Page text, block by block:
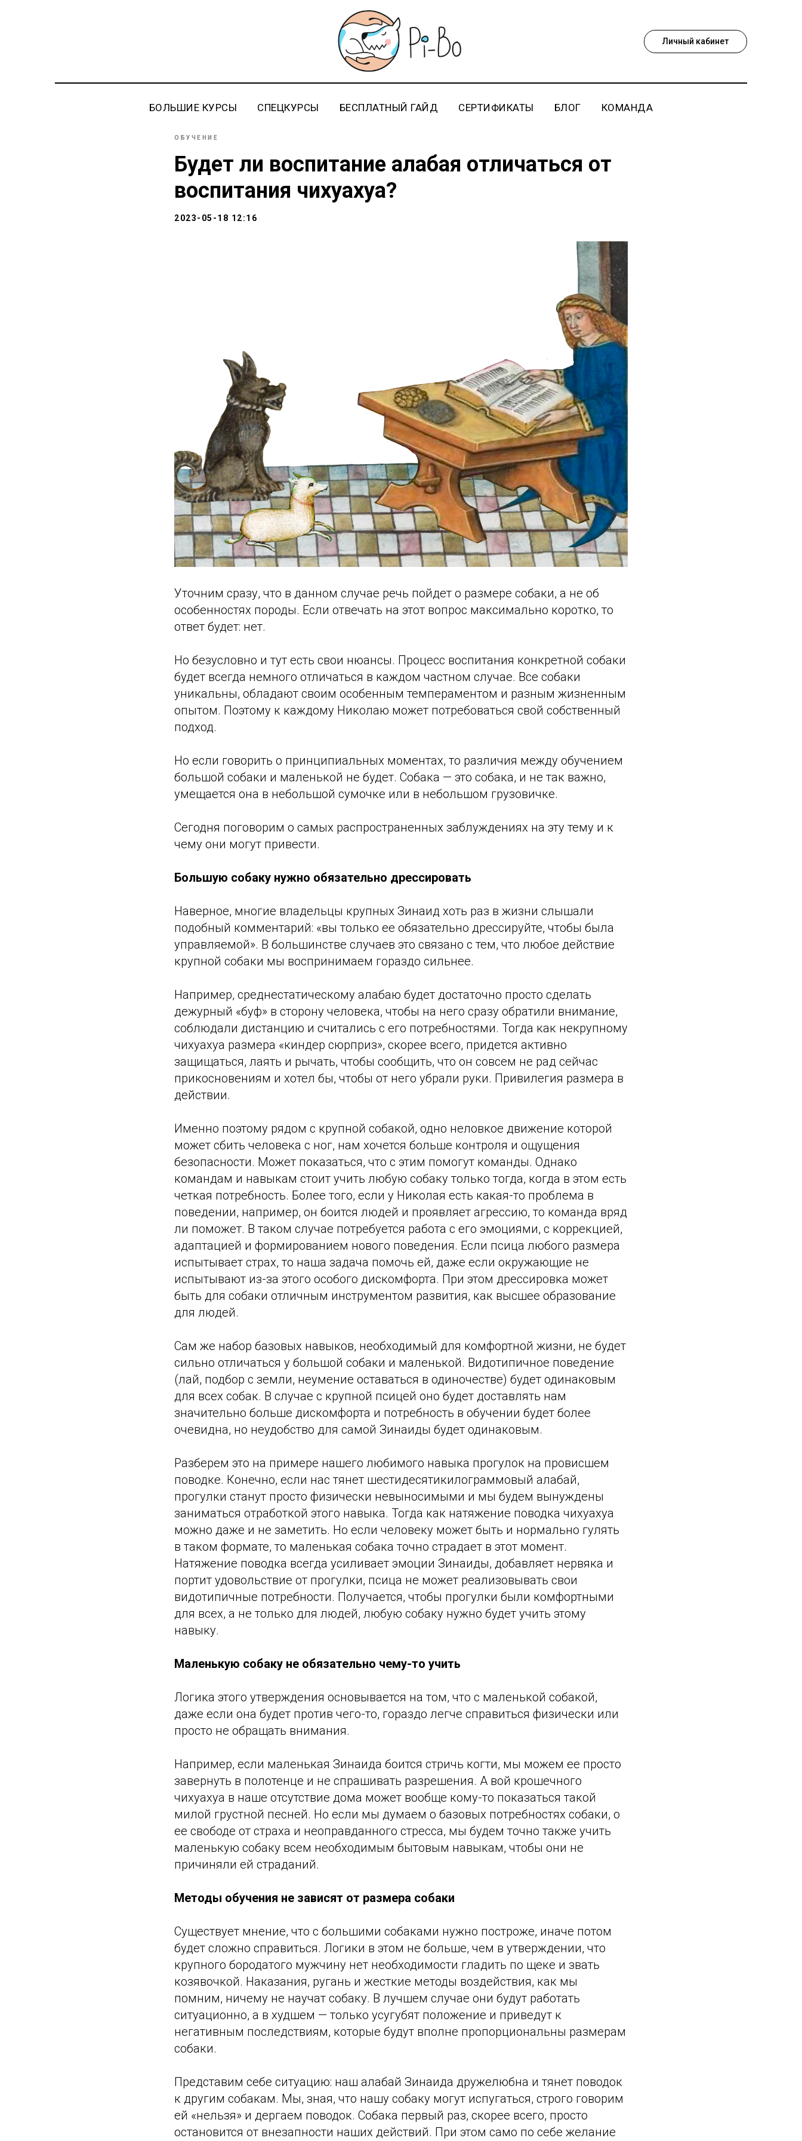
Личный кабинет
БОЛЬШИЕ КУРСЫ СПЕЦКУРСЫ БЕСПЛАТНЫЙ ГАЙД СЕРТИФИКАТЫ БЛОГ КОМАНДА
ОБУЧЕНИЕ
Будет ли воспитание алабая отличаться от
воспитания чихуахуа?
2023-05-18 12:16
Уточним сразу, что в данном случае речь пойдет о размере собаки, а не об
особенностях породы. Если отвечать на этот вопрос максимально коротко, то
ответ будет: нет.
Но безусловно и тут есть свои нюансы. Процесс воспитания конкретной собаки
будет всегда немного отличаться в каждом частном случае. Все собаки
уникальны, обладают своим особенным темпераментом и разным жизненным
опытом. Поэтому к каждому Николаю может потребоваться свой собственный
подход.
Но если говорить о принципиальных моментах, то различия между обучением
большой собаки и маленькой не будет. Собака — это собака, и не так важно,
умещается она в небольшой сумочке или в небольшом грузовичке.
Сегодня поговорим о самых распространенных заблуждениях на эту тему и к
чему они могут привести.
Большую собаку нужно обязательно дрессировать
Наверное, многие владельцы крупных Зинаид хоть раз в жизни слышали
подобный комментарий: «вы только ее обязательно дрессируйте, чтобы была
управляемой». В большинстве случаев это связано с тем, что любое действие
крупной собаки мы воспринимаем гораздо сильнее.
Например, среднестатическому алабаю будет достаточно просто сделать
дежурный «буф» в сторону человека, чтобы на него сразу обратили внимание,
соблюдали дистанцию и считались с его потребностями. Тогда как некрупному
чихуахуа размера «киндер сюрприз», скорее всего, придется активно
защищаться, лаять и рычать, чтобы сообщить, что он совсем не рад сейчас
прикосновениям и хотел бы, чтобы от него убрали руки. Привилегия размера в
действии.
Именно поэтому рядом с крупной собакой, одно неловкое движение которой
может сбить человека с ног, нам хочется больше контроля и ощущения
безопасности. Может показаться, что с этим помогут команды. Однако
командам и навыкам стоит учить любую собаку только тогда, когда в этом есть
четкая потребность. Более того, если у Николая есть какая-то проблема в
поведении, например, он боится людей и проявляет агрессию, то команда вряд
ли поможет. В таком случае потребуется работа с его эмоциями, с коррекцией,
адаптацией и формированием нового поведения. Если псица любого размера
испытывает страх, то наша задача помочь ей, даже если окружающие не
испытывают из-за этого особого дискомфорта. При этом дрессировка может
быть для собаки отличным инструментом развития, как высшее образование
для людей.
Сам же набор базовых навыков, необходимый для комфортной жизни, не будет
сильно отличаться у большой собаки и маленькой. Видотипичное поведение
(лай, подбор с земли, неумение оставаться в одиночестве) будет одинаковым
для всех собак. В случае с крупной псицей оно будет доставлять нам
значительно больше дискомфорта и потребность в обучении будет более
очевидна, но неудобство для самой Зинаиды будет одинаковым.
Разберем это на примере нашего любимого навыка прогулок на провисшем
поводке. Конечно, если нас тянет шестидесятикилограммовый алабай,
прогулки станут просто физически невыносимыми и мы будем вынуждены
заниматься отработкой этого навыка. Тогда как натяжение поводка чихуахуа
можно даже и не заметить. Но если человеку может быть и нормально гулять
в таком формате, то маленькая собака точно страдает в этот момент.
Натяжение поводка всегда усиливает эмоции Зинаиды, добавляет нервяка и
портит удовольствие от прогулки, псица не может реализовывать свои
видотипичные потребности. Получается, чтобы прогулки были комфортными
для всех, а не только для людей, любую собаку нужно будет учить этому
навыку.
Маленькую собаку не обязательно чему-то учить
Логика этого утверждения основывается на том, что с маленькой собакой,
даже если она будет против чего-то, гораздо легче справиться физически или
просто не обращать внимания.
Например, если маленькая Зинаида боится стричь когти, мы можем ее просто
завернуть в полотенце и не спрашивать разрешения. А вой крошечного
чихуахуа в наше отсутствие дома может вообще кому-то показаться такой
милой грустной песней. Но если мы думаем о базовых потребностях собаки, о
ее свободе от страха и неоправданного стресса, мы будем точно также учить
маленькую собаку всем необходимым бытовым навыкам, чтобы они не
причиняли ей страданий.
Методы обучения не зависят от размера собаки
Существует мнение, что с большими собаками нужно построже, иначе потом
будет сложно справиться. Логики в этом не больше, чем в утверждении, что
крупного бородатого мужчину нет необходимости гладить по щеке и звать
козявочкой. Наказания, ругань и жесткие методы воздействия, как мы
помним, ничему не научат собаку. В лучшем случае они будут работать
ситуационно, а в худшем — только усугубят положение и приведут к
негативным последствиям, которые будут вполне пропорциональны размерам
собаки.
Представим себе ситуацию: наш алабай Зинаида дружелюбна и тянет поводок
к другим собакам. Мы, зная, что нашу собаку могут испугаться, строго говорим
ей «нельзя» и дергаем поводок. Собака первый раз, скорее всего, просто
остановится от внезапности наших действий. При этом само по себе желание